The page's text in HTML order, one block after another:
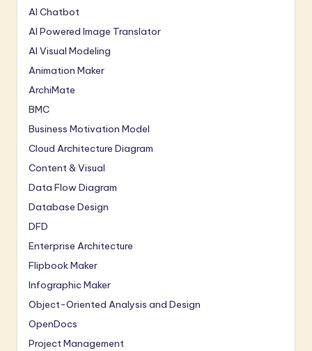
AI Chatbot
AI Powered Image Translator
AI Visual Modeling
Animation Maker
ArchiMate
BMC
Business Motivation Model
Cloud Architecture Diagram
Content & Visual
Data Flow Diagram
Database Design
DFD
Enterprise Architecture
Flipbook Maker
Infographic Maker
Object-Oriented Analysis and Design
OpenDocs
Project Management